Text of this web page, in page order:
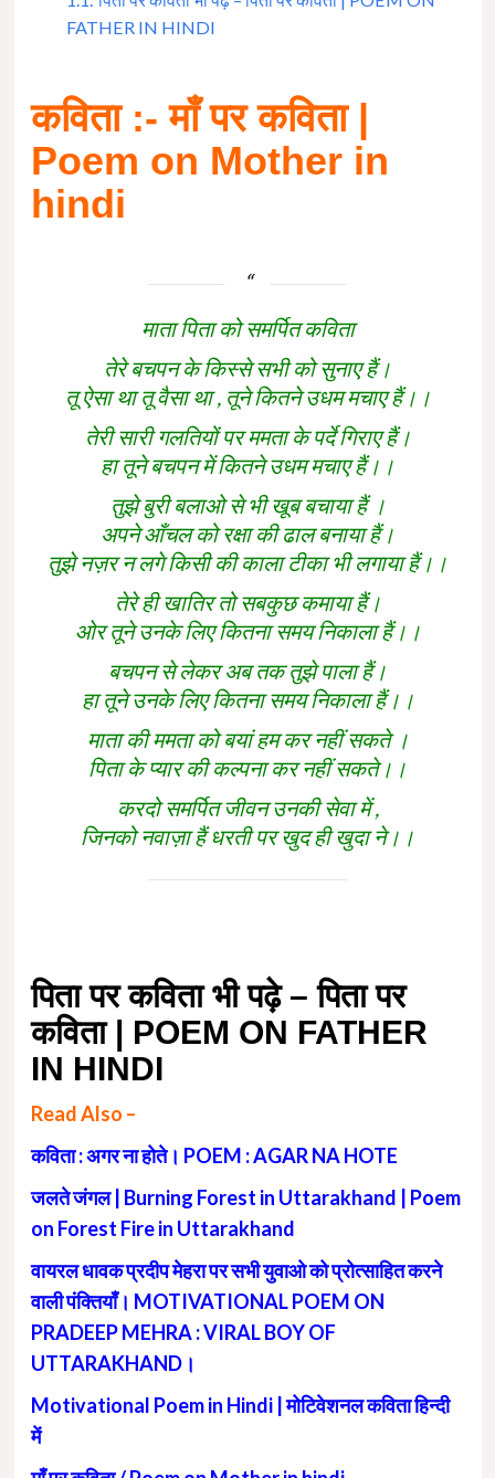
FATHER IN HINDI
कविता :- माँ पर कविता |
Poem on Mother in
hindi
माता पिता को समर्पित कविता
तेरे बचपन के किस्से सभी को सुनाए हैं।
तू ऐसा था तू वैसा था , तूने कितने उधम मचाए हैं।।
तेरी सारी गलतियों पर ममता के पर्दे गिराए हैं।
हा तूने बचपन में कितने उधम मचाए हैं।।
तुझे बुरी बलाओ से भी खूब बचाया हैं ।
अपने आँचल को रक्षा की ढाल बनाया हैं।
तुझे नज़र न लगे किसी की काला टीका भी लगाया हैं।।
तेरे ही खातिर तो सबकुछ कमाया हैं।
ओर तूने उनके लिए कितना समय निकाला हैं।।
बचपन से लेकर अब तक तुझे पाला हैं।
हा तूने उनके लिए कितना समय निकाला हैं।।
माता की ममता को बयां हम कर नहीं सकते ।
पिता के प्यार की कल्पना कर नहीं सकते।।
करदो समर्पित जीवन उनकी सेवा में ,
जिनको नवाज़ा हैं धरती पर खुद ही खुदा ने।।
पिता पर कविता भी पढ़े –पिता पर
कविता | POEM ON FATHER
IN HINDI
Read Also –
कविता : अगर ना होते। POEM : AGAR NA HOTE
जलते जंगल | Burning Forest in Uttarakhand | Poem
on Forest Fire in Uttarakhand
वायरल धावक प्रदीप मेहरा पर सभी युवाओ को प्रोत्साहित करने
वाली पंक्तियाँ। MOTIVATIONAL POEM ON
PRADEEP MEHRA : VIRAL BOY OF
UTTARAKHAND।
Motivational Poem in Hindi | मोटिवेशनल कविता हिन्दी
में